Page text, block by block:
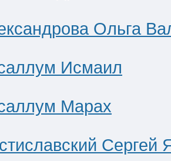
Ольга
Исмаил
Марах
Сергей